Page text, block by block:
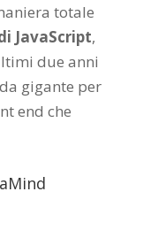
totale
JavaScript,
due anni
gigante per
end che